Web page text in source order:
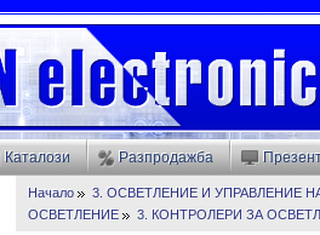
Каталози Разпродажба
Начало
3. ОСВЕТЛЕНИЕ И УПРАВЛЕНИЕ
ОСВЕТЛЕНИЕ
3. КОНТРОЛЕРИ ЗА